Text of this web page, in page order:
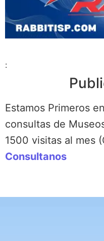
:
Estamos Primeros
consultas de
1500 visitas al mes
Consultanos